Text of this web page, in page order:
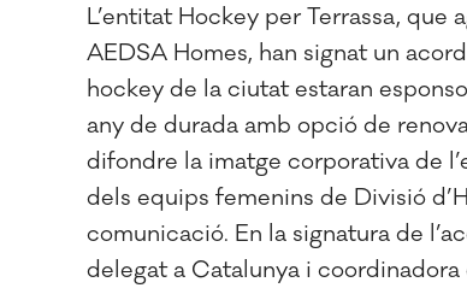
L’entitat Hockey per Terrassa,
AEDSA Homes, han signat un
hockey de la ciutat estaran
any de durada amb opció de
difondre la imatge corporativa de
dels equips femenins de Divisió
comunicació. En la signatura de
delegat a Catalunya i